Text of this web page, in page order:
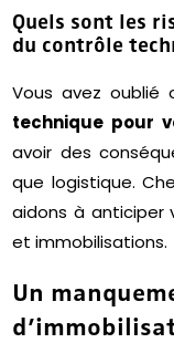
Quels sont les
du contrôle
Vous avez
technique pour
avoir des
que logistique.
aidons à anticiper
et immobilisations.
Un